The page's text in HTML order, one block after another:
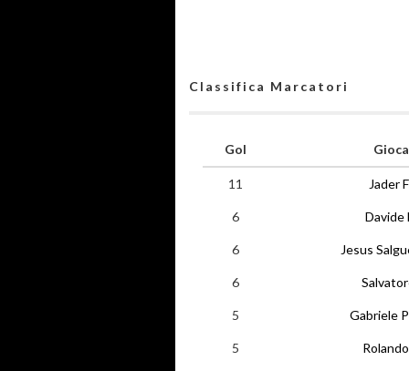
Classifica Marcatori
Gol
11 Jader
6 Davide
6 Jesus
6
5 Gabriele
5